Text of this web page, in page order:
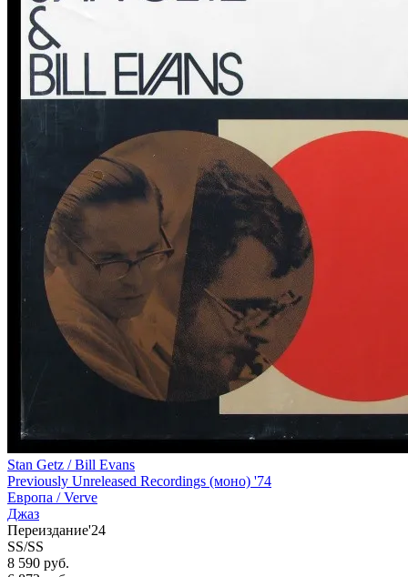
Stan Getz / Bill Evans
Previously Unreleased Recordings (моно) '74
Европа /Verve
Джаз
Переиздание'24
SS/SS
8 590 руб.